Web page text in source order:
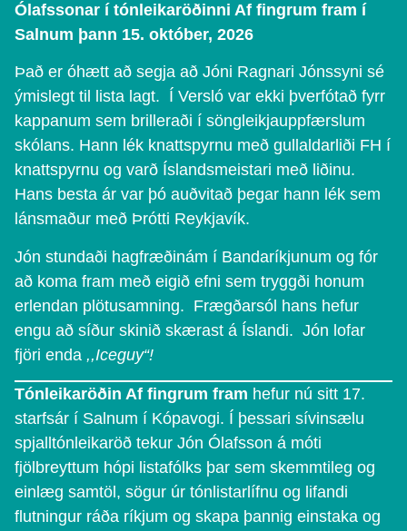
Ólafssonar í tónleikaröðinni Af fingrum fram í
Salnum þann 15. október, 2026
Það er óhætt að segja að Jóni Ragnari Jónssyni sé
ýmislegt til lista lagt. Í Versló var ekki þverfótað fyrr
kappanum sem brilleraði í söngleikjauppfærslum
skólans. Hann lék knattspyrnu með gullaldarliði FH í
knattspyrnu og varð Íslandsmeistari með liðinu.
Hans besta ár var þó auðvitað þegar hann lék sem
lánsmaður með Þrótti Reykjavík.
Jón stundaði hagfræðinám í Bandaríkjunum og fór
að koma fram með eigið efni sem tryggði honum
erlendan plötusamning. Frægðarsól hans hefur
engu að síður skinið skærast á Íslandi. Jón lofar
fjöri enda ,,Iceguy“!
Tónleikaröðin Af fingrum fram hefur nú sitt 17.
starfsár í Salnum í Kópavogi. Í þessari sívinsælu
spjalltónleikaröð tekur Jón Ólafsson á móti
fjölbreyttum hópi listafólks þar sem skemmtileg og
einlæg samtöl, sögur úr tónlistarlífnu og lifandi
flutningur ráða ríkjum og skapa þannig einstaka og